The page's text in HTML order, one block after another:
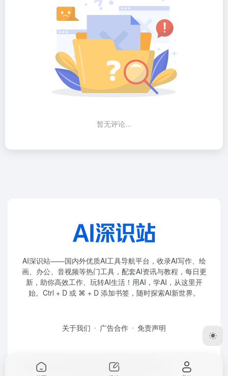
暂无评论...
AI深识站——国内外优质AI工具导航平台，收录AI写作、绘
画、办公、音视频等热门工具，配套AI资讯与教程，每日更
新，助你高效工作、玩转AI生活！用AI，学AI，从这里开
始。Ctrl + D 或 ⌘ + D 添加书签，随时探索AI新世界。
关于我们 广告合作 免责声明
Copyright © 2026 赣ICP备2026009722号-1